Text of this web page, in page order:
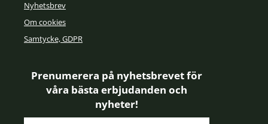
Nyhetsbrev
Om cookies
Samtycke, GDPR
Prenumerera på nyhetsbrevet för
våra bästa erbjudanden och
nyheter!